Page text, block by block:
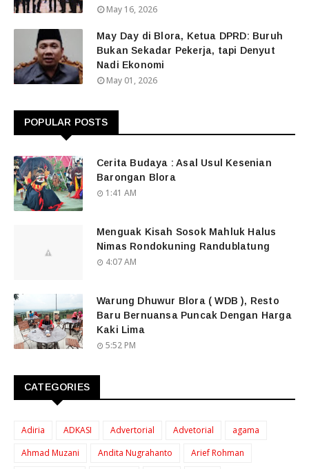
May 16, 2026
May Day di Blora, Ketua DPRD: Buruh
Bukan Sekadar Pekerja, tapi Denyut
Nadi Ekonomi
May 01, 2026
POPULAR POSTS
Cerita Budaya : Asal Usul Kesenian
Barongan Blora
1:41 AM
Menguak Kisah Sosok Mahluk Halus
Nimas Rondokuning Randublatung
4:07 AM
Warung Dhuwur Blora ( WDB ), Resto
Baru Bernuansa Puncak Dengan Harga
Kaki Lima
5:52 PM
CATEGORIES
Adiria ADKASI Advertorial Advetorial
agama
Ahmad Muzani
Andita Nugrahanto
Arief Rohman